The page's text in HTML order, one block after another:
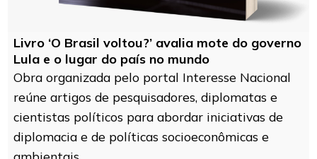
Livro ‘O Brasil voltou?’ avalia mote do governo
Lula e o lugar do país no mundo
Obra organizada pelo portal Interesse Nacional
reúne artigos de pesquisadores, diplomatas e
cientistas políticos para abordar iniciativas de
diplomacia e de políticas socioeconômicas e